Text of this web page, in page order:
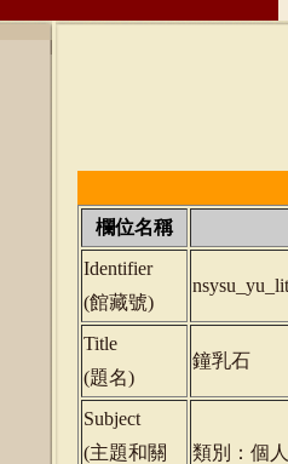
欄位名稱
Identifier
(館藏號)
Title
(題名)
鐘乳石
Subject
(主題和關
類別：個